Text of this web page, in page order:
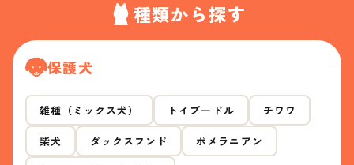
種類から探す
保護犬
雑種（ミックス犬） トイプードル チワワ
柴犬 ダックスフンド ポメラニアン